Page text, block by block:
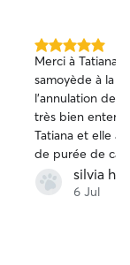
5.0 étoile(s)
sur
5
Merci à Tatiana,
samoyède à la
l’annulation de ma
très bien
Tatiana et elle a
de purée de
Je la remercie
bienveillante. Je la recommande les yeux
silvia h.
6 Jul